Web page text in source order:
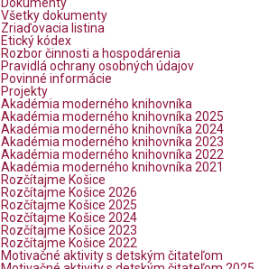
Dokumenty
Všetky dokumenty
Zriaďovacia listina
Etický kódex
Rozbor činnosti a hospodárenia
Pravidlá ochrany osobných údajov
Povinné informácie
Projekty
Akadémia moderného knihovníka
Akadémia moderného knihovníka 2025
Akadémia moderného knihovníka 2024
Akadémia moderného knihovníka 2023
Akadémia moderného knihovníka 2022
Akadémia moderného knihovníka 2021
Rozčítajme Košice
Rozčítajme Košice 2026
Rozčítajme Košice 2025
Rozčítajme Košice 2024
Rozčítajme Košice 2023
Rozčítajme Košice 2022
Motivačné aktivity s detským čitateľom